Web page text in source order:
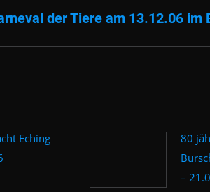
der Tiere am 13.12.06 im
Eching
80
–